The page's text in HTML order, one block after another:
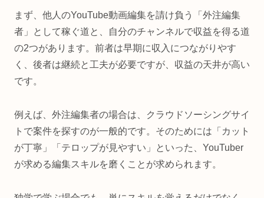
まず、他人のYouTube動画編集を請け負う「外注編集
者」として稼ぐ道と、自分のチャンネルで収益を得る道
の2つがあります。前者は早期に収入につながりやす
く、後者は継続と工夫が必要ですが、収益の天井が高い
です。
例えば、外注編集者の場合は、クラウドソーシングサイ
トで案件を探すのが一般的です。そのためには「カット
が丁寧」「テロップが見やすい」といった、YouTuber
が求める編集スキルを磨くことが求められます。